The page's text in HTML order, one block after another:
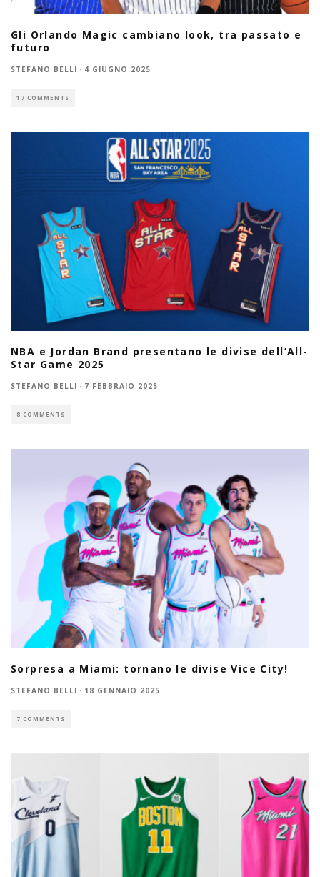
Gli Orlando Magic cambiano look, tra passato e
futuro
STEFANO BELLI · 4 GIUGNO 2025
17 COMMENTS
NBA e Jordan Brand presentano le divise dell’All-
Star Game 2025
STEFANO BELLI · 7 FEBBRAIO 2025
8 COMMENTS
Sorpresa a Miami: tornano le divise Vice City!
STEFANO BELLI · 18 GENNAIO 2025
7 COMMENTS